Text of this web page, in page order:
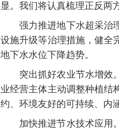
显。我们将认真梳理正反两
强力推进地下水超采治
设施升级等治理措施，健全
地下水水位下降趋势。
突出抓好农业节水增效
业经营主体主动调整种植结
约、环境友好的可持续、内
加快推进节水技术应用